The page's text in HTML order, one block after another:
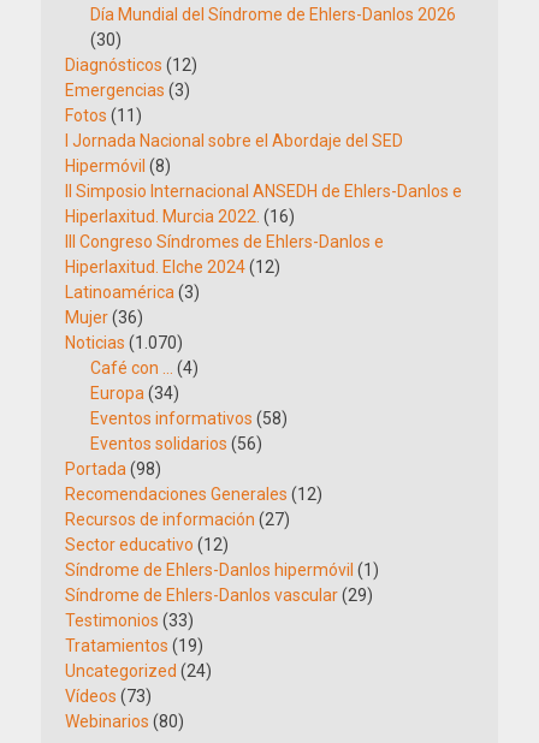
Día Mundial del Síndrome de Ehlers-Danlos 2026
(30)
Diagnósticos (12)
Emergencias (3)
Fotos (11)
I Jornada Nacional sobre el Abordaje del SED
Hipermóvil (8)
II Simposio Internacional ANSEDH de Ehlers-Danlos e
Hiperlaxitud. Murcia 2022. (16)
III Congreso Síndromes de Ehlers-Danlos e
Hiperlaxitud. Elche 2024(12)
Latinoamérica (3)
Mujer(36)
Noticias (1.070)
Café con …
(4)
Europa (34)
Eventos informativos (58)
Eventos solidarios (56)
Portada (98)
Recomendaciones Generales (12)
Recursos de información (27)
Sector educativo (12)
Síndrome de Ehlers-Danlos hipermóvil (1)
Síndrome de Ehlers-Danlos vascular(29)
Testimonios (33)
Tratamientos (19)
Uncategorized (24)
Vídeos (73)
Webinarios (80)